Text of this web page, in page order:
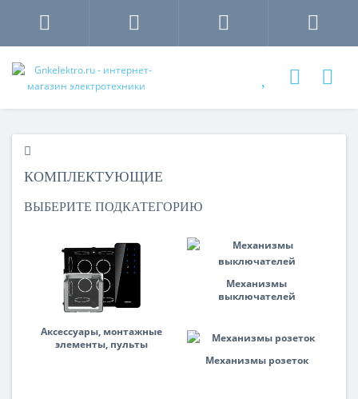
КОМПЛЕКТУЮЩИЕ
ВЫБЕРИТЕ ПОДКАТЕГОРИЮ
Аксессуары, монтажные
элементы, пульты
Механизмы
выключателей
Механизмы розеток